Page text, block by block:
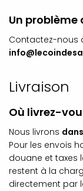
Un
Contactez-nous
Livraison
Où livrez-
Nous livrons
Pour les envois
douane et taxes
restent à la
directement par